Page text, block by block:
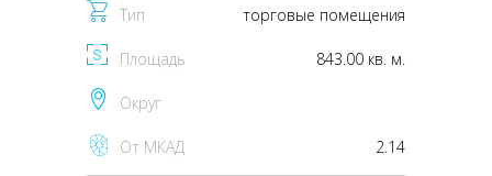
Тип торговые помещения
Площадь 843.00 кв. м.
Округ
От МКАД 2.14